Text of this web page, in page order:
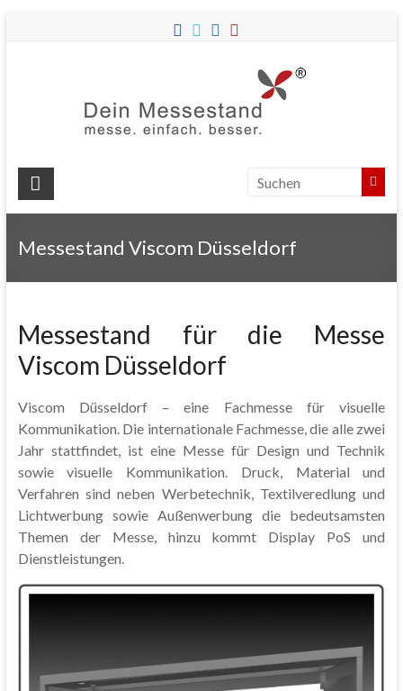
Messestände
für
Messestand Viscom Düsseldorf
Messestand für die Messe
Viscom Düsseldorf
Viscom Düsseldorf – eine Fachmesse für visuelle
Kommunikation. Die internationale Fachmesse, die alle zwei
Jahr stattfindet, ist eine Messe für Design und Technik
sowie visuelle Kommunikation. Druck, Material und
Verfahren sind neben Werbetechnik, Textilveredlung und
Lichtwerbung sowie Außenwerbung die bedeutsamsten
Themen der Messe, hinzu kommt Display PoS und
Dienstleistungen.